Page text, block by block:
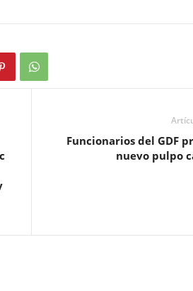
Funcionarios del GDF
nuevo pulpo